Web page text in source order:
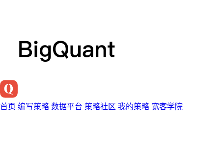
首页 编写策略 数据平台 策略社区 我的策略 宽客学院